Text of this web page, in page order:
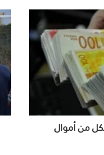
شيكل من أموال